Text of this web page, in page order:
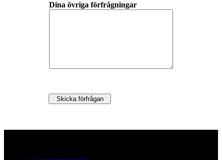
Dina övriga förfrågningar
Skicka förfrågan